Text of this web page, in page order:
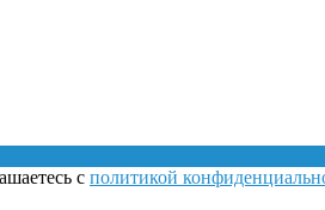
с политикой